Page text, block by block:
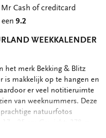
Cash of creditcard
een9.2
WEEKKALENDER
het merk Bekking & Blitz
is makkelijk op te hangen en
er veel notitieruimte
van weeknummers. Deze
natuurfotos